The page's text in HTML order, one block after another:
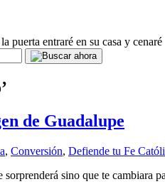
puerta entraré en su casa y cenaré
de Guadalupe
, Conversión, Defiende tu Fe
sorprenderá sino que te cambiara